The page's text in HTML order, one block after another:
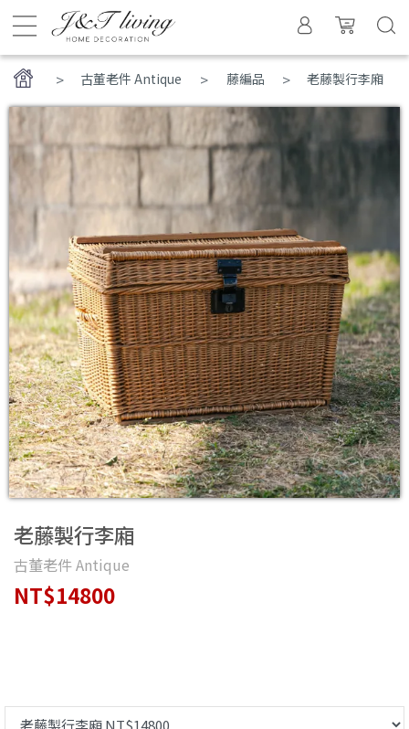
古董老件 Antique > 藤編品 老藤製行李廂
老藤製行李廂
古董老件 Antique
NT$14800